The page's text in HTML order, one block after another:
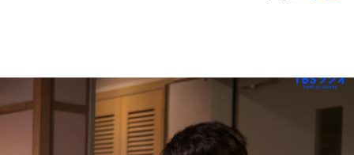
お知らせ
イベント・グッズ
YouTube
会社情報